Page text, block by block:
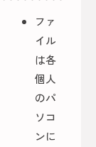
ファ
イル
は各
個人
のパ
ソコ
ンに